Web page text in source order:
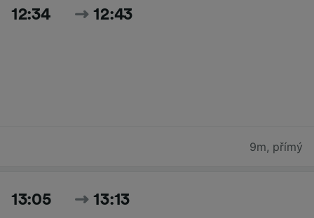
12:34 12:43
9m, přímý
13:05 13:13